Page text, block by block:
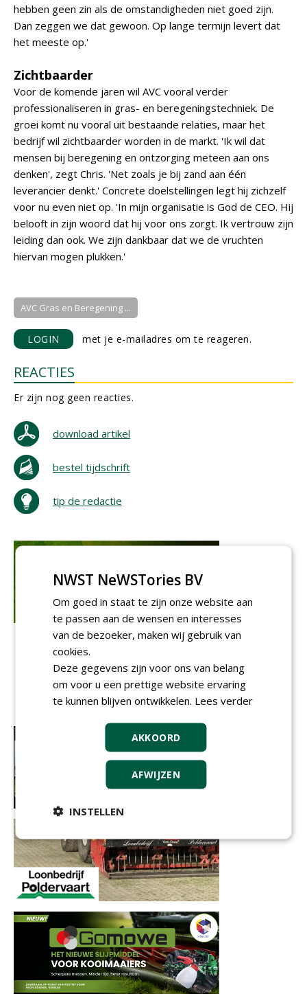
hebben geen zin als de omstandigheden niet goed zijn.
Dan zeggen we dat gewoon. Op lange termijn levert dat
het meeste op.'
Zichtbaarder
Voor de komende jaren wil AVC vooral verder
professionaliseren in gras- en beregeningstechniek. De
groei komt nu vooral uit bestaande relaties, maar het
bedrijf wil zichtbaarder worden in de markt. 'Ik wil dat
mensen bij beregening en ontzorging meteen aan ons
denken', zegt Chris. 'Net zoals je bij zand aan één
leverancier denkt.' Concrete doelstellingen legt hij zichzelf
voor nu even niet op. 'In mijn organisatie is God de CEO. Hij
belooft in zijn woord dat hij voor ons zorgt. Ik vertrouw zijn
leiding dan ook. We zijn dankbaar dat we de vruchten
hiervan mogen plukken.'
AVC Gras en Beregening ...
LOGIN met je e-mailadres om te reageren.
REACTIES
Er zijn nog geen reacties.
download artikel
bestel tijdschrift
tip de redactie
NWST NeWSTories BV
Om goed in staat te zijn onze website aan
te passen aan de wensen en interesses
van de bezoeker, maken wij gebruik van
cookies.
Deze gegevens zijn voor ons van belang
om voor u een prettige website ervaring
te kunnen blijven ontwikkelen. Lees verder
AKKOORD
AFWIJZEN
INSTELLEN